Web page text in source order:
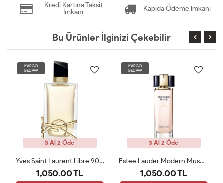
Kredi Kartına Taksit
İmkanı
Kapıda Ödeme İmkanı
Bu Ürünler İlginizi Çekebilir
KARGO
BEDAVA
3 Al 2 Öde
Yves Saint Laurent Libre 90 ML Bayan Tester Parfüm
1,050.00 TL
KARGO
BEDAVA
3 Al 2 Öde
Estee Lauder Modern Muse Edp 100 Ml Kadın Tester
1,050.00 TL